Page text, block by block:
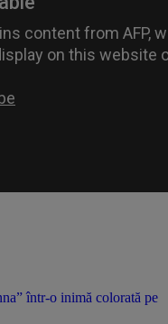
într-o inimă colorată pe